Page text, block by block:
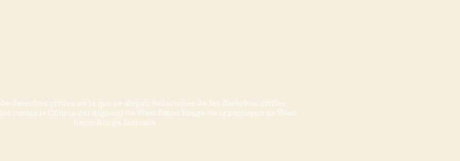
derechos civiles en la que se alegan violaciones de los derechos civiles
contra la Oficina del Alguacil de West Baton Rouge de la parroquia de West
Baton Rouge, Luisiana.